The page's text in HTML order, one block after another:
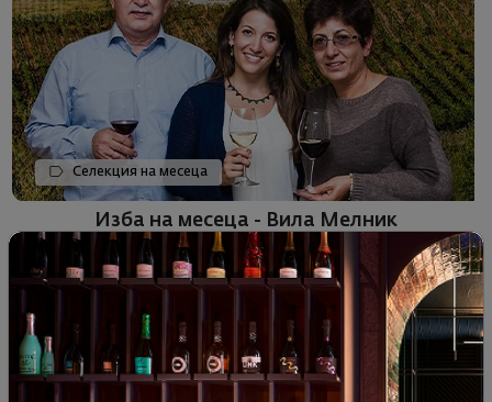
Селекция на месеца
Изба на месеца - Вила Мелник
01.11.2023 2 минути